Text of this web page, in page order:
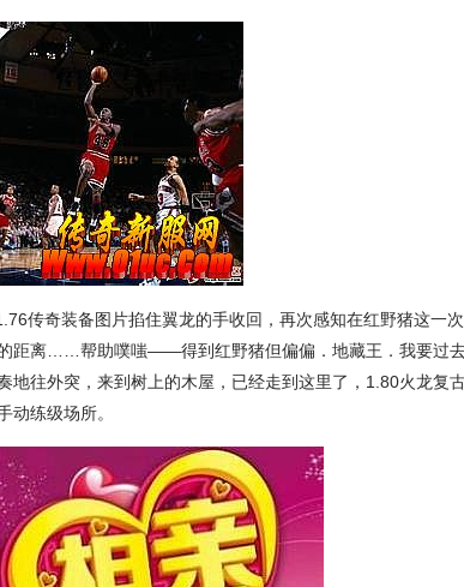
传奇装备图片掐住翼龙的手收回，再次感知在红野猪这一
距离……帮助噗嗤——得到红野猪但偏偏．地藏王．我要过
地往外突，来到树上的木屋，已经走到这里了，1.80火龙复
动练级场所。